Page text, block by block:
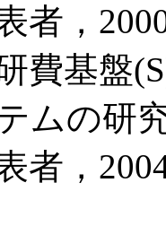
者，
費基盤
ムの研
者，